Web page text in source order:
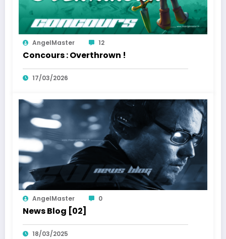
AngelMaster 12
Concours : Overthrown !
17/03/2026
AngelMaster 0
News Blog [02]
18/03/2025